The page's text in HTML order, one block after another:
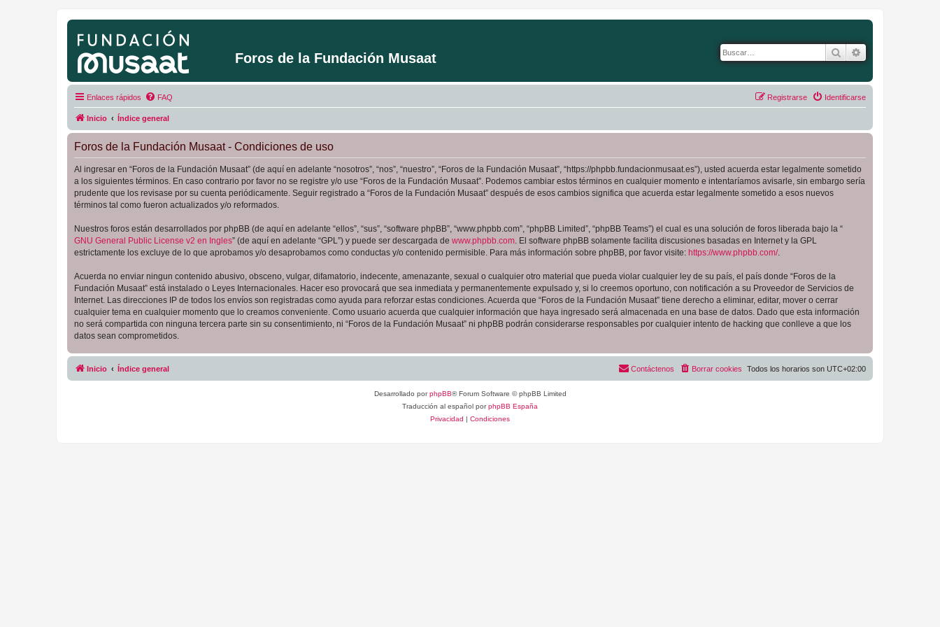
Foros de la Fundación Musaat Buscar
Enlaces rápidos FAQ Identificarse
Registrarse
Inicio Índice general
Foros de la Fundación Musaat - Condiciones de uso
Al ingresar en “Foros de la Fundación Musaat” (de aquí en adelante “nosotros”, “nos”, “nuestro”, “Foros de la Fundación Musaat”, “https://phpbb.fundacionmusaat.es”), usted acuerda estar legalmente sometido
a los siguientes términos. En caso contrario por favor no se registre y/o use “Foros de la Fundación Musaat”. Podemos cambiar estos términos en cualquier momento e intentaríamos avisarle, sin embargo sería
prudente que los revisase por su cuenta periódicamente. Seguir registrado a “Foros de la Fundación Musaat” después de esos cambios significa que acuerda estar legalmente sometido a esos nuevos
términos tal como fueron actualizados y/o reformados.
Nuestros foros están desarrollados por phpBB (de aquí en adelante “ellos”, “sus”, “software phpBB”, “www.phpbb.com”, “phpBB Limited”, “phpBB Teams”) el cual es una solución de foros liberada bajo la “
GNU General Public License v2 en Ingles” (de aquí en adelante “GPL”) y puede ser descargada de www.phpbb.com . El software phpBB solamente facilita discusiones basadas en Internet y la GPL
estrictamente los excluye de lo que aprobamos y/o desaprobamos como conductas y/o contenido permisible. Para más información sobre phpBB, por favor visite: https://www.phpbb.com/.
Acuerda no enviar ningun contenido abusivo, obsceno, vulgar, difamatorio, indecente, amenazante, sexual o cualquier otro material que pueda violar cualquier ley de su país, el país donde “Foros de la
Fundación Musaat” está instalado o Leyes Internacionales. Hacer eso provocará que sea inmediata y permanentemente expulsado y, si lo creemos oportuno, con notificación a su Proveedor de Servicios de
Internet. Las direcciones IP de todos los envíos son registradas como ayuda para reforzar estas condiciones. Acuerda que “Foros de la Fundación Musaat” tiene derecho a eliminar, editar, mover o cerrar
cualquier tema en cualquier momento que lo creamos conveniente. Como usuario acuerda que cualquier información que haya ingresado será almacenada en una base de datos. Dado que esta información
no será compartida con ninguna tercera parte sin su consentimiento, ni “Foros de la Fundación Musaat” ni phpBB podrán considerarse responsables por cualquier intento de hacking que conlleve a que los
datos sean comprometidos.
Inicio Índice general Todos los horarios son UTC+02:00
Borrar cookies
Contáctenos
Desarrollado porphpBB® Forum Software © phpBB Limited
Traducción al español porphpBB España
Privacidad | Condiciones